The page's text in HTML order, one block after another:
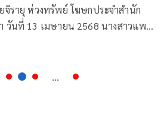
รายุ ห่วงทรัพย์ โฆษกประจำสำนัก
วันที่ 13 เมษายน 2568 นางสาวแพ
และการอำนวยความสะดวกในการ
...